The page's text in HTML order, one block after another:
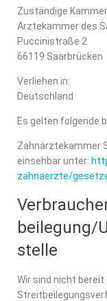
Zuständige
Ärztekammer des
Puccinistraße 2
66119 Saarbrücken
Verliehen in:
Deutschland
Es gelten folgende
Zahnärztekammer
einsehbar unter:
zahnaerzte/
beilegung/
stelle
Wir sind nicht